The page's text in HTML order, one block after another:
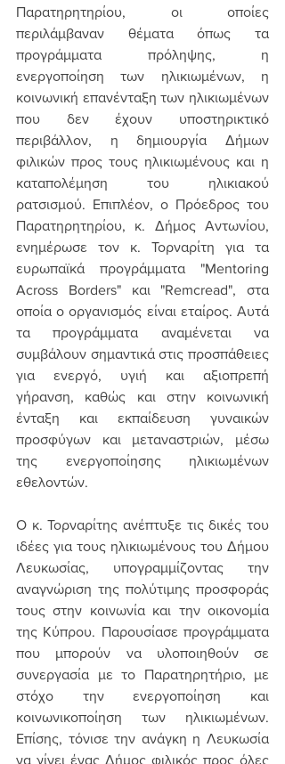
Παρατηρητηρίου, οι οποίες
περιλάμβαναν θέματα όπως τα
προγράμματα πρόληψης, η
ενεργοποίηση των ηλικιωμένων, η
κοινωνική επανένταξη των ηλικιωμένων
που δεν έχουν υποστηρικτικό
περιβάλλον, η δημιουργία Δήμων
φιλικών προς τους ηλικιωμένους και η
καταπολέμηση του ηλικιακού
ρατσισμού. Επιπλέον, ο Πρόεδρος του
Παρατηρητηρίου, κ. Δήμος Αντωνίου,
ενημέρωσε τον κ. Τορναρίτη για τα
ευρωπαϊκά προγράμματα "Mentoring
Across Borders" και "Remcread", στα
οποία ο οργανισμός είναι εταίρος. Αυτά
τα προγράμματα αναμένεται να
συμβάλουν σημαντικά στις προσπάθειες
για ενεργό, υγιή και αξιοπρεπή
γήρανση, καθώς και στην κοινωνική
ένταξη και εκπαίδευση γυναικών
προσφύγων και μεταναστριών, μέσω
της ενεργοποίησης ηλικιωμένων
εθελοντών.
Ο κ. Τορναρίτης ανέπτυξε τις δικές του
ιδέες για τους ηλικιωμένους του Δήμου
Λευκωσίας, υπογραμμίζοντας την
αναγνώριση της πολύτιμης προσφοράς
τους στην κοινωνία και την οικονομία
της Κύπρου. Παρουσίασε προγράμματα
που μπορούν να υλοποιηθούν σε
συνεργασία με το Παρατηρητήριο, με
στόχο την ενεργοποίηση και
κοινωνικοποίηση των ηλικιωμένων.
Επίσης, τόνισε την ανάγκη η Λευκωσία
να γίνει ένας Δήμος φιλικός προς όλες